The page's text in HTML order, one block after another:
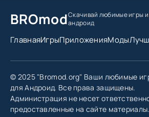
BROmodСкачивай любимые игры
андроид
ГлавнаяИгрыПриложенияМоды
© 2025 "Bromod.org" Ваши любимые
для Андроид. Все права защищены.
Администрация не несет
предоставленные на сайте